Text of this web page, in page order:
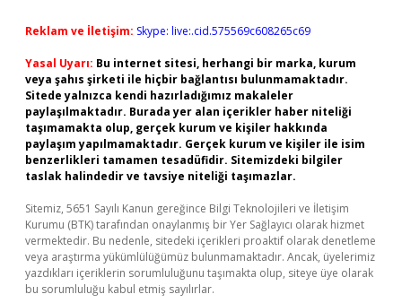
Reklam ve İletişim: Skype: live:.cid.575569c608265c69
Yasal Uyarı: Bu internet sitesi, herhangi bir marka, kurum
veya şahıs şirketi ile hiçbir bağlantısı bulunmamaktadır.
Sitede yalnızca kendi hazırladığımız makaleler
paylaşılmaktadır. Burada yer alan içerikler haber niteliği
taşımamakta olup, gerçek kurum ve kişiler hakkında
paylaşım yapılmamaktadır. Gerçek kurum ve kişiler ile isim
benzerlikleri tamamen tesadüfidir. Sitemizdeki bilgiler
taslak halindedir ve tavsiye niteliği taşımazlar.
Sitemiz, 5651 Sayılı Kanun gereğince Bilgi Teknolojileri ve İletişim
Kurumu (BTK) tarafından onaylanmış bir Yer Sağlayıcı olarak hizmet
vermektedir. Bu nedenle, sitedeki içerikleri proaktif olarak denetleme
veya araştırma yükümlülüğümüz bulunmamaktadır. Ancak, üyelerimiz
yazdıkları içeriklerin sorumluluğunu taşımakta olup, siteye üye olarak
bu sorumluluğu kabul etmiş sayılırlar.